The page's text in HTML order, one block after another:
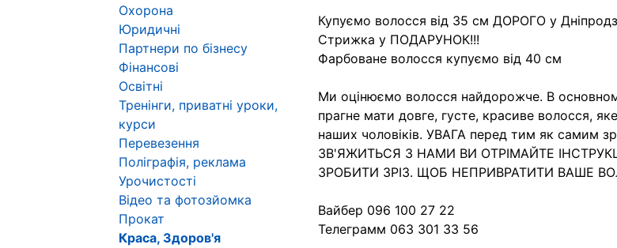
Купуємо волосся від 35 см ДОРОГО у
Стрижка у ПОДАРУНОК!!!
Фарбоване волосся купуємо від 40 см
Ми оцінюємо волосся найдорожче. В
прагне мати довге, густе, красиве волосся,
наших чоловіків. УВАГА перед тим як самим
ЗВ'ЯЖИТЬСЯ З НАМИ ВИ ОТРІМАЙТЕ
ЗРОБИТИ ЗРІЗ. ЩОБ НЕПРИВРАТИТИ ВАШЕ
Вайбер 096 100 27 22
Телеграмм 063 301 33 56
Охорона
Юридичні
Партнери по бізнесу
Фінансові
Освітні
Тренінги, приватні уроки,
курси
Перевезення
Поліграфія, реклама
Урочистості
Відео та фотозйомка
Прокат
Краса, Здоров'я